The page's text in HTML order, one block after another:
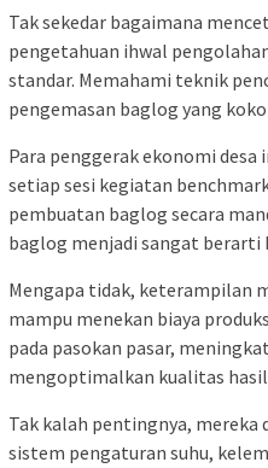
Tak sekedar bagaimana
pengetahuan ihwal
standar. Memahami teknik
pengemasan baglog yang
Para penggerak ekonomi
setiap sesi kegiatan
pembuatan baglog secara
baglog menjadi sangat berarti
Mengapa tidak, keterampilan
mampu menekan biaya
pada pasokan pasar,
mengoptimalkan kualitas
Tak kalah pentingnya, mereka
sistem pengaturan suhu,